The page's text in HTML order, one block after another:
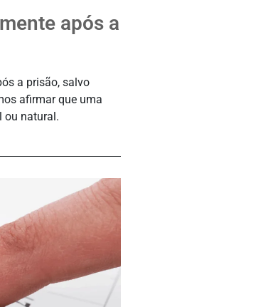
após a
a prisão, salvo
afirmar que uma
ou natural.